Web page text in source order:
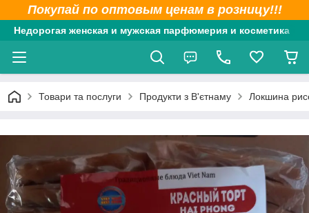
Покупай по оптовым ценам в розницу!!!
Недорогая женская и мужская парфюмерия и косметика
Товари та послуги Продукти з В'єтнаму Локшина